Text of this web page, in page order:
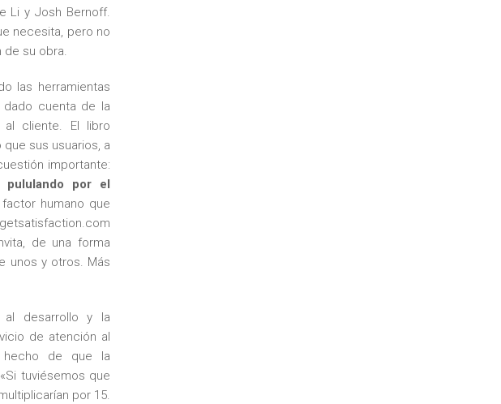
Li y Josh Bernoff.
necesita, pero no
de su obra.
las herramientas
dado cuenta de la
cliente. El libro
sus usuarios, a
importante:
pululando por el
humano que
de una forma
unos y otros. Más
al desarrollo y la
de atención al
hecho de que la
tuviésemos que
por 15.